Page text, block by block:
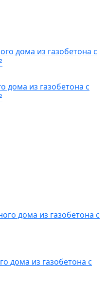
дома из газобетона с
дома из газобетона с